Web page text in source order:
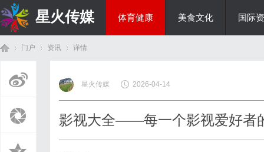
星火传媒 体育健康 美食文化 国际
门户 资讯
›
详情
星火传媒 2026-04-14
影视大全——每一个影视爱好者